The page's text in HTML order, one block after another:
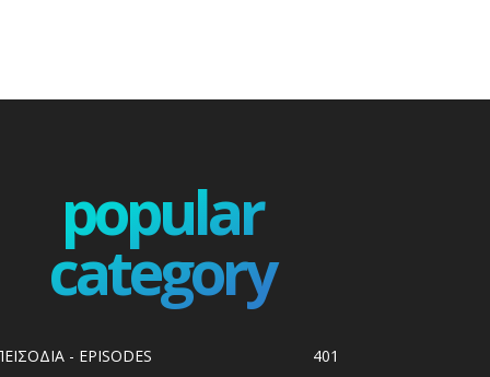
popular
category
- EPISODES
401